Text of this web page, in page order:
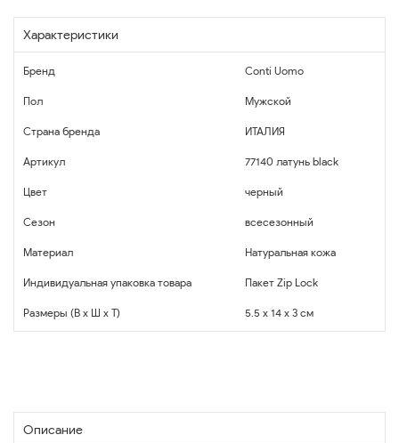
Характеристики
Бренд Conti Uomo
Пол Мужской
Страна бренда ИТАЛИЯ
Артикул 77140 латунь black
Цвет черный
Сезон всесезонный
Материал Натуральная кожа
Индивидуальная упаковка товара Пакет Zip Lock
Размеры (В x Ш x Т) 5.5 x 14 x 3 см
Описание